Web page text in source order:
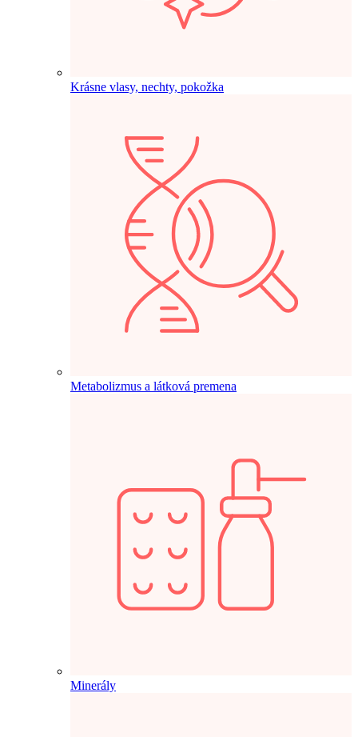
Krásne vlasy, nechty, pokožka
Metabolizmus a látková premena
Minerály